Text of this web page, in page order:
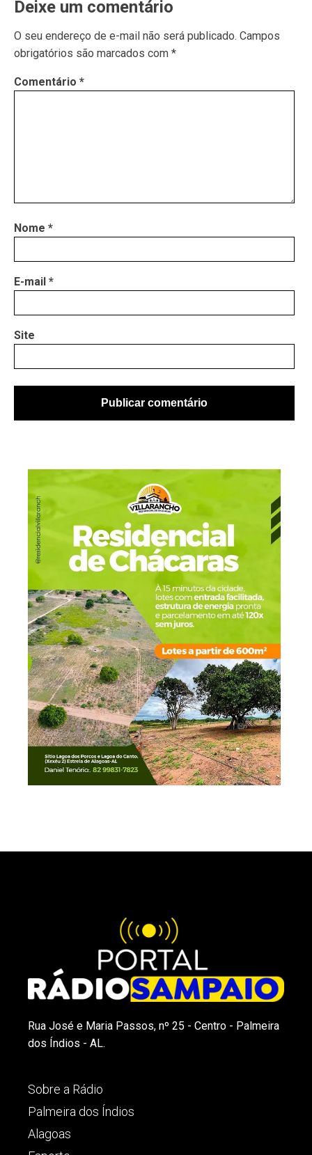
Deixe um comentário
O seu endereço de e-mail não será publicado. Campos
obrigatórios são marcados com *
Comentário *
Nome *
E-mail *
Site
Rua José e Maria Passos, nº 25 - Centro - Palmeira
dos Índios - AL.
Sobre a Rádio
Palmeira dos Índios
Alagoas